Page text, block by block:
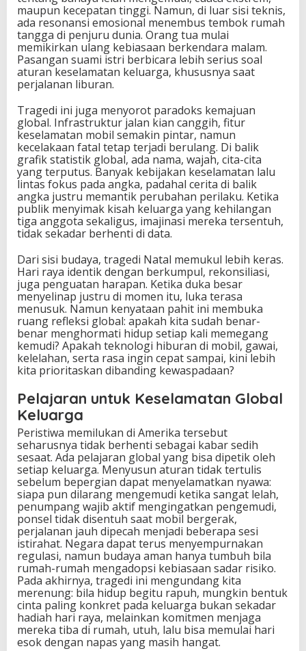
maupun kecepatan tinggi. Namun, di luar sisi teknis,
ada resonansi emosional menembus tembok rumah
tangga di penjuru dunia. Orang tua mulai
memikirkan ulang kebiasaan berkendara malam.
Pasangan suami istri berbicara lebih serius soal
aturan keselamatan keluarga, khususnya saat
perjalanan liburan.
Tragedi ini juga menyorot paradoks kemajuan
global. Infrastruktur jalan kian canggih, fitur
keselamatan mobil semakin pintar, namun
kecelakaan fatal tetap terjadi berulang. Di balik
grafik statistik global, ada nama, wajah, cita-cita
yang terputus. Banyak kebijakan keselamatan lalu
lintas fokus pada angka, padahal cerita di balik
angka justru memantik perubahan perilaku. Ketika
publik menyimak kisah keluarga yang kehilangan
tiga anggota sekaligus, imajinasi mereka tersentuh,
tidak sekadar berhenti di data.
Dari sisi budaya, tragedi Natal memukul lebih keras.
Hari raya identik dengan berkumpul, rekonsiliasi,
juga penguatan harapan. Ketika duka besar
menyelinap justru di momen itu, luka terasa
menusuk. Namun kenyataan pahit ini membuka
ruang refleksi global: apakah kita sudah benar-
benar menghormati hidup setiap kali memegang
kemudi? Apakah teknologi hiburan di mobil, gawai,
kelelahan, serta rasa ingin cepat sampai, kini lebih
kita prioritaskan dibanding kewaspadaan?
Pelajaran untuk Keselamatan Global
Keluarga
Peristiwa memilukan di Amerika tersebut
seharusnya tidak berhenti sebagai kabar sedih
sesaat. Ada pelajaran global yang bisa dipetik oleh
setiap keluarga. Menyusun aturan tidak tertulis
sebelum bepergian dapat menyelamatkan nyawa:
siapa pun dilarang mengemudi ketika sangat lelah,
penumpang wajib aktif mengingatkan pengemudi,
ponsel tidak disentuh saat mobil bergerak,
perjalanan jauh dipecah menjadi beberapa sesi
istirahat. Negara dapat terus menyempurnakan
regulasi, namun budaya aman hanya tumbuh bila
rumah-rumah mengadopsi kebiasaan sadar risiko.
Pada akhirnya, tragedi ini mengundang kita
merenung: bila hidup begitu rapuh, mungkin bentuk
cinta paling konkret pada keluarga bukan sekadar
hadiah hari raya, melainkan komitmen menjaga
mereka tiba di rumah, utuh, lalu bisa memulai hari
esok dengan napas yang masih hangat.